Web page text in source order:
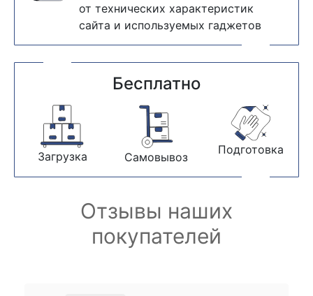
от технических характеристик
сайта и используемых гаджетов
Бесплатно
Загрузка Самовывоз
Подготовка
Отзывы наших
покупателей